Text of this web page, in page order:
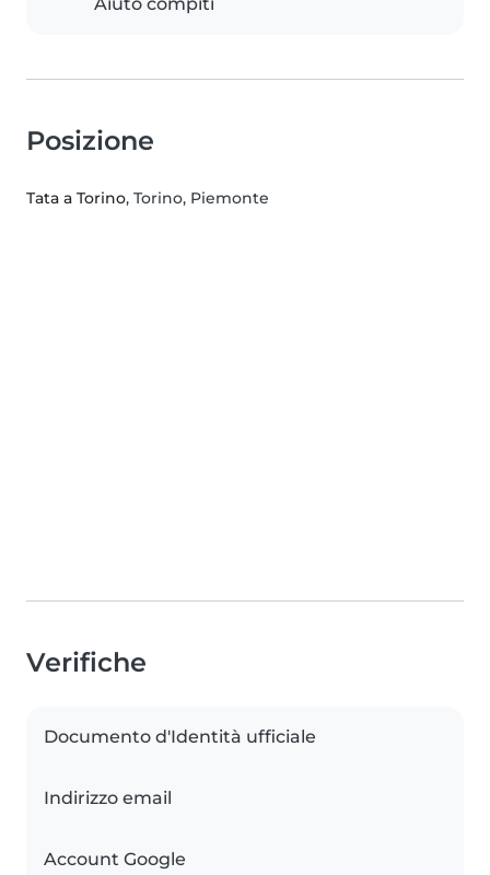
Aiuto compiti
Posizione
Tata a Torino, Torino, Piemonte
Verifiche
Documento d'Identità ufficiale
Indirizzo email
Account Google